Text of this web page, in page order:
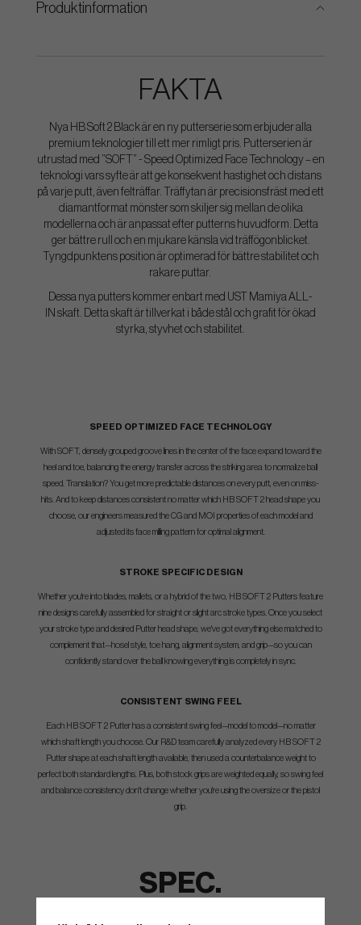
Produktinformation
FAKTA
Nya HB Soft 2 Black är en ny putterserie som erbjuder alla
premium teknologier till ett mer rimligt pris. Putterserien är
utrustad med ”SOFT” - Speed Optimized Face Technology – en
teknologi vars syfte är att ge konsekvent hastighet och distans
på varje putt, även felträffar. Träffytan är precisionsfräst med ett
diamantformat mönster som skiljer sig mellan de olika
modellerna och är anpassat efter putterns huvudform. Detta
ger bättre rull och en mjukare känsla vid träffögonblicket.
Tyngdpunktens position är optimerad för bättre stabilitet och
rakare puttar.
Dessa nya putters kommer enbart med UST Mamiya ALL-
IN skaft. Detta skaft är tillverkat i både stål och grafit för ökad
styrka, styvhet och stabilitet.
SPEED OPTIMIZED FACE TECHNOLOGY
With SOFT, densely grouped groove lines in the center of the face expand toward the
heel and toe, balancing the energy transfer across the striking area to normalize ball
speed. Translation? You get more predictable distances on every putt, even on miss-
hits. And to keep distances consistent no matter which HB SOFT 2 head shape you
choose, our engineers measured the CG and MOI properties of each model and
adjusted its face milling pattern for optimal alignment.
STROKE SPECIFIC DESIGN
Whether you're into blades, mallets, or a hybrid of the two, HB SOFT 2 Putters feature
nine designs carefully assembled for straight or slight arc stroke types. Once you select
your stroke type and desired Putter head shape, we've got everything else matched to
complement that—hosel style, toe hang, alignment system, and grip—so you can
confidently stand over the ball knowing everything is completely in sync.
CONSISTENT SWING FEEL
Each HB SOFT 2 Putter has a consistent swing feel—model to model—no matter
which shaft length you choose. Our R&D team carefully analyzed every HB SOFT 2
Putter shape at each shaft length available, then used a counterbalance weight to
perfect both standard lengths. Plus, both stock grips are weighted equally, so swing feel
and balance consistency don't change whether you're using the oversize or the pistol
grip.
SPEC.